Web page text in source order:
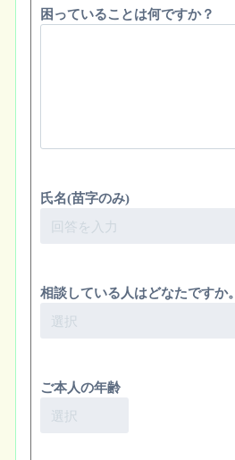
困っていることは何ですか？
氏名(苗字のみ)
相談している人はどなたですか。
ご本人の年齢